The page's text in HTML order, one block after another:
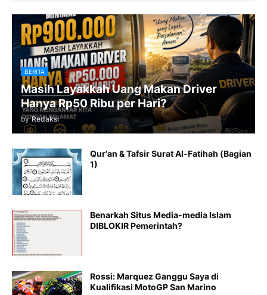
BERITA
Masih Layakkah Uang Makan Driver
Hanya Rp50 Ribu per Hari?
by Redaksi
Qur'an & Tafsir Surat Al-Fatihah (Bagian
1)
Benarkah Situs Media-media Islam
DIBLOKIR Pemerintah?
Rossi: Marquez Ganggu Saya di
Kualifikasi MotoGP San Marino